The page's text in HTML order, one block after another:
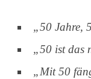
„50 Jahre,
„50 ist das
„Mit 50